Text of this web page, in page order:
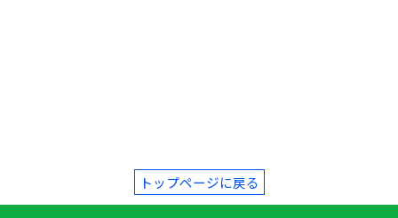
トップページに戻る